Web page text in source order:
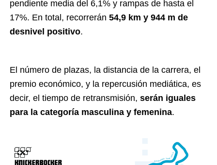
pendiente media del 6,1% y rampas de hasta el
17%. En total, recorrerán 54,9 km y 944 m de
desnivel positivo.
El número de plazas, la distancia de la carrera, el
premio económico, y la repercusión mediática, es
decir, el tiempo de retransmisión, serán iguales
para la categoría masculina y femenina.